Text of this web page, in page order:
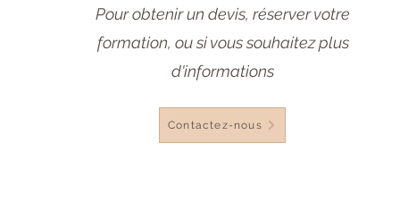
Pour obtenir un devis, réserver votre
formation, ou si vous souhaitez plus
d'informations
Contactez-nous